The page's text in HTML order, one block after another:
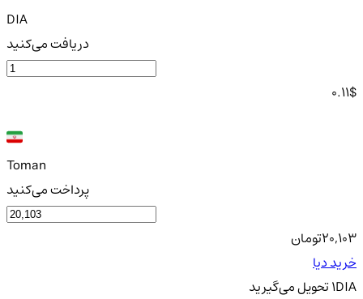
DIA
دریافت می‌کنید
0.11$
Toman
پرداخت می‌کنید
20,103تومان
خرید دیا
1DIAتحویلمی‌گیرید